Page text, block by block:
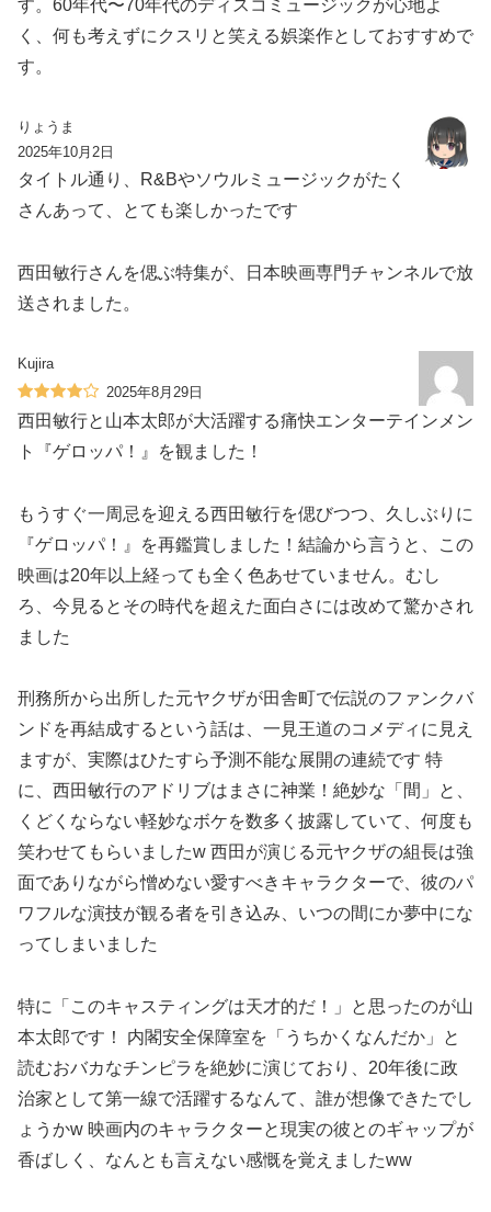
す。60年代〜70年代のディスコミュージックが心地よ
く、何も考えずにクスリと笑える娯楽作としておすすめで
す。
りょうま
2025年10月2日
タイトル通り、R&Bやソウルミュージックがたく
さんあって、とても楽しかったです
西田敏行さんを偲ぶ特集が、日本映画専門チャンネルで放
送されました。
Kujira
2025年8月29日
西田敏行と山本太郎が大活躍する痛快エンターテインメン
ト『ゲロッパ！』を観ました！️
もうすぐ一周忌を迎える西田敏行を偲びつつ、久しぶりに
『ゲロッパ！』を再鑑賞しました！結論から言うと、この
映画は20年以上経っても全く色あせていません。むし
ろ、今見るとその時代を超えた面白さには改めて驚かされ
ました
刑務所から出所した元ヤクザが田舎町で伝説のファンクバ
ンドを再結成するという話は、一見王道のコメディに見え
ますが、実際はひたすら予測不能な展開の連続です 特
に、西田敏行のアドリブはまさに神業！絶妙な「間」と、
くどくならない軽妙なボケを数多く披露していて、何度も
笑わせてもらいましたw 西田が演じる元ヤクザの組長は強
面でありながら憎めない愛すべきキャラクターで、彼のパ
ワフルな演技が観る者を引き込み、いつの間にか夢中にな
ってしまいました
特に「このキャスティングは天才的だ！」と思ったのが山
本太郎です！ 内閣安全保障室を「うちかくなんだか」と
読むおバカなチンピラを絶妙に演じており、20年後に政
治家として第一線で活躍するなんて、誰が想像できたでし
ょうかw 映画内のキャラクターと現実の彼とのギャップが
香ばしく、なんとも言えない感慨を覚えましたww